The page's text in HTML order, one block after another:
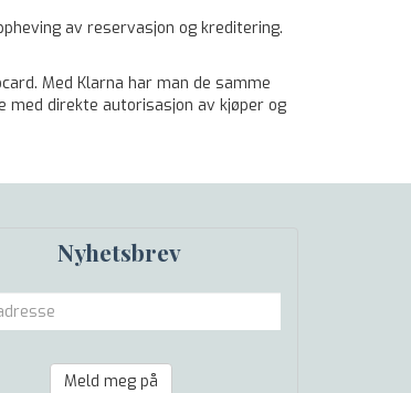
av reservasjon og kreditering.
Med Klarna har man de samme
direkte autorisasjon av kjøper og
Nyhetsbrev
Meld meg på